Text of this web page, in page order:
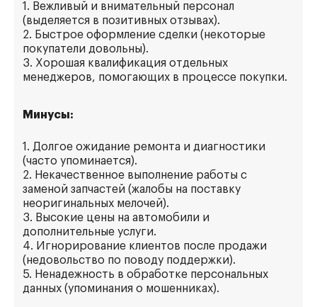
1. Вежливый и внимательный персонал
(выделяется в позитивных отзывах).
2. Быстрое оформление сделки (некоторые
покупатели довольны).
3. Хорошая квалификация отдельных
менеджеров, помогающих в процессе покупки.
Минусы:
1. Долгое ожидание ремонта и диагностики
(часто упоминается).
2. Некачественное выполнение работы с
заменой запчастей (жалобы на поставку
неоригинальных мелочей).
3. Высокие цены на автомобили и
дополнительные услуги.
4. Игнорирование клиентов после продажи
(недовольство по поводу поддержки).
5. Ненадежность в обработке персональных
данных (упоминания о мошенниках).